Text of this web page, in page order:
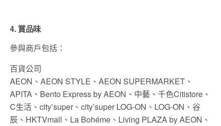
4. 賞品味
參與商戶包括：
百貨公司
AEON、AEON STYLE、AEON SUPERMARKET、
APITA、Bento Express by AEON、中藝、千色Citistore、
C生活、city’super、city’super LOG-ON、LOG-ON、谷
辰、HKTVmall、La Bohéme、Living PLAZA by AEON、